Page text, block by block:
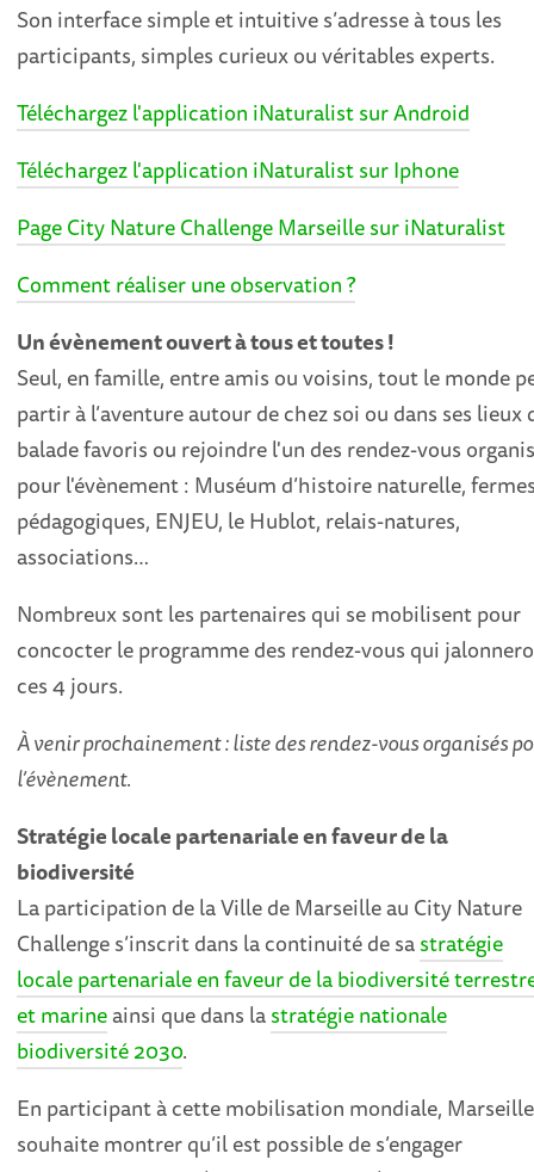
Son interface simple et intuitive s’adresse à tous les
participants, simples curieux ou véritables experts.
Téléchargez l'application iNaturalist sur Android
Téléchargez l'application iNaturalist sur Iphone
Page City Nature Challenge Marseille sur iNaturalist
Comment réaliser une observation ?
Un évènement ouvert à tous et toutes !
Seul, en famille, entre amis ou voisins, tout le monde
partir à l’aventure autour de chez soi ou dans ses lieux
balade favoris ou rejoindre l'un des rendez-vous
pour l'évènement : Muséum d’histoire naturelle,
pédagogiques, ENJEU, le Hublot, relais-natures,
associations…
Nombreux sont les partenaires qui se mobilisent pour
concocter le programme des rendez-vous qui
ces 4 jours.
À venir prochainement : liste des rendez-vous organisés
l’évènement.
Stratégie locale partenariale en faveur de la
biodiversité
La participation de la Ville de Marseille au City Nature
Challenge s’inscrit dans la continuité de sastratégie
locale partenariale en faveur de la biodiversité
et marineainsi que dans lastratégie nationale
biodiversité 2030.
En participant à cette mobilisation mondiale, Marseille
souhaite montrer qu’il est possible de s’engager